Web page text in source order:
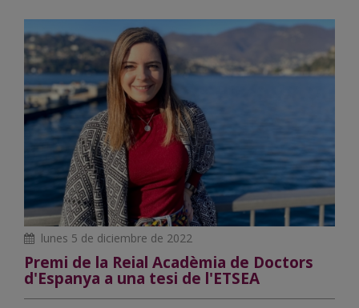
lunes 5 de diciembre de 2022
Premi de la Reial Acadèmia de Doctors
d'Espanya a una tesi de l'ETSEA